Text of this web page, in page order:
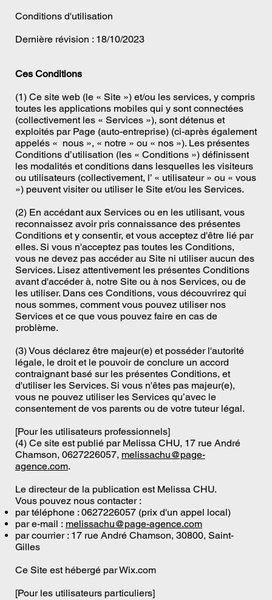
Conditions d'utilisation
Dernière révision : 18/10/2023
Ces Conditions
(1) Ce site web (le « Site ») et/ou les services, y compris
toutes les applications mobiles qui y sont connectées
(collectivement les « Services »), sont détenus et
exploités par Page (auto-entreprise) (ci-après également
appelés « nous », « notre » ou « nos »). Les présentes
Conditions d’utilisation (les « Conditions ») définissent
les modalités et conditions dans lesquelles les visiteurs
ou utilisateurs (collectivement, l’ « utilisateur » ou « vous
») peuvent visiter ou utiliser le Site et/ou les Services.
(2) En accédant aux Services ou en les utilisant, vous
reconnaissez avoir pris connaissance des présentes
Conditions et y consentir, et vous acceptez d'être lié par
elles. Si vous n'acceptez pas toutes les Conditions,
vous ne devez pas accéder au Site ni utiliser aucun des
Services. Lisez attentivement les présentes Conditions
avant d'accéder à, notre Site ou à nos Services, ou de
les utiliser. Dans ces Conditions, vous découvrirez qui
nous sommes, comment vous pouvez utiliser nos
Services et ce que vous pouvez faire en cas de
problème.
(3) Vous déclarez être majeur(e) et posséder l'autorité
légale, le droit et le pouvoir de conclure un accord
contraignant basé sur les présentes Conditions, et
d'utiliser les Services. Si vous n'êtes pas majeur(e),
vous ne pouvez utiliser les Services qu’avec le
consentement de vos parents ou de votre tuteur légal.
[Pour les utilisateurs professionnels]
(4) Ce site est publié par Melissa CHU, 17 rue André
Chamson, 0627226057, melissachu@page-
agence.com.
Le directeur de la publication est Melissa CHU.
Vous pouvez nous contacter :
par téléphone : 0627226057 (prix d'un appel local)
par e-mail : melissachu@page-agence.com
par courrier : 17 rue André Chamson, 30800, Saint-
Gilles
Ce Site est hébergé par Wix.com
[Pour les utilisateurs particuliers]